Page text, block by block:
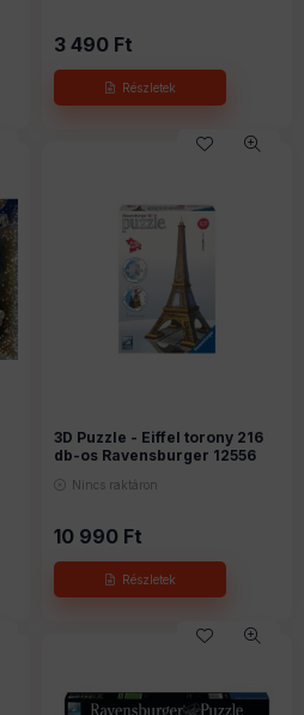
3 490 Ft
3D Puzzle - Eiffel torony 216
db-os Ravensburger 12556
Nincs raktáron
10 990 Ft